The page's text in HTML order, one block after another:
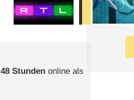
48 Stundenonline als